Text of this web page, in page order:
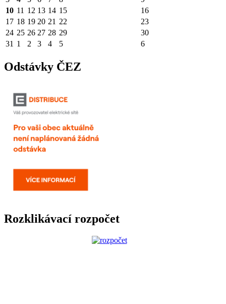
10 11 12 13 14 15
16
17 18 19 20 21 22
23
24 25 26 27 28 29
30
31 1 2 3 4 5 6
Odstávky ČEZ
Rozklikávací rozpočet